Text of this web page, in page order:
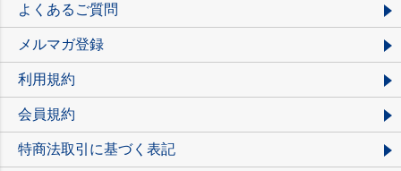
よくあるご質問
メルマガ登録
利用規約
会員規約
特商法取引に基づく表記